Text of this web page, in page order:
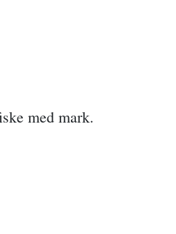
med mark.